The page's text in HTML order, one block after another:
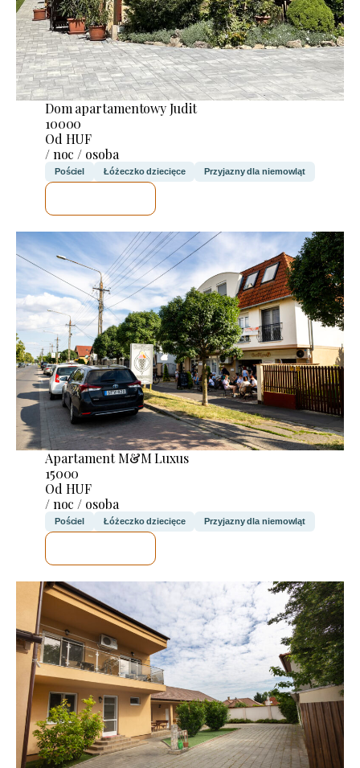
Dom apartamentowy Judit
10000
Od HUF
/ noc / osoba
Pościel Łóżeczko dziecięce Przyjazny dla niemowląt
Apartament M&M Luxus
15000
Od HUF
/ noc / osoba
Pościel Łóżeczko dziecięce Przyjazny dla niemowląt